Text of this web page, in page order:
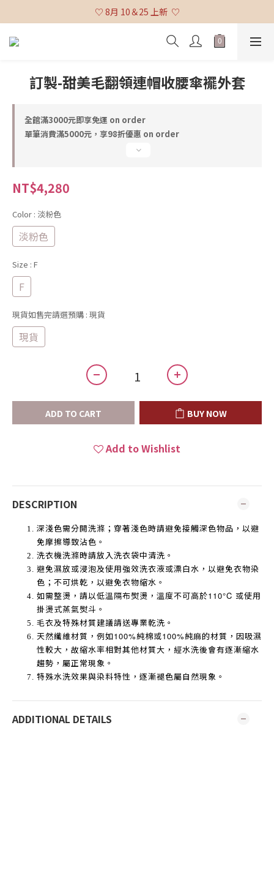
♡ 全館消費滿 $3,000 免運 (不含貨到付款及海外配送) ♡
♡ 8月 10＆25 上新  ♡
♡ 全館消費滿 $3,000 免運 (不含貨到付款及海外配送) ♡
訂製-甜美毛翻領連帽收腰傘襬外套
全館滿3000元即享免運 on order
單筆消費滿5000元，享98折優惠 on order
NT$4,280
Color : 淡粉色
淡粉色
Size : F
F
現貨如售完請選預購 : 現貨
現貨
ADD TO CART BUY NOW
Add to Wishlist
DESCRIPTION
深淺色需分開洗滌；穿著淺色時請避免接觸深色物品，以避
免摩擦導致沾色。
洗衣機洗滌時請放入洗衣袋中清洗。
避免濕放或浸泡及使用強效洗衣液或漂白水，以避免衣物染
色；不可烘乾，以避免衣物縮水。
如需整燙，請以低溫隔布熨燙，溫度不可高於110°C 或使用
掛燙式蒸氣熨斗。
毛衣及特殊材質建議請送專業乾洗。
天然纖維材質，例如100%純棉或100%純麻的材質，因吸濕
性較大，故縮水率相對其他材質大，經水洗後會有逐漸縮水
趨勢，屬正常現象。
特殊水洗效果與染料特性，逐漸褪色屬自然現象。
ADDITIONAL DETAILS